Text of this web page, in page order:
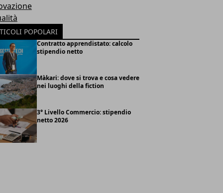
POPOLARI
Contratto apprendistato: calcolo
stipendio netto
Màkari: dove si trova e cosa vedere
nei luoghi della fiction
3° Livello Commercio: stipendio
netto 2026